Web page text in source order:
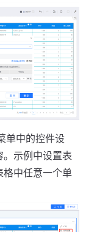
单中的控件设
示例中设置表
格中任意一个单